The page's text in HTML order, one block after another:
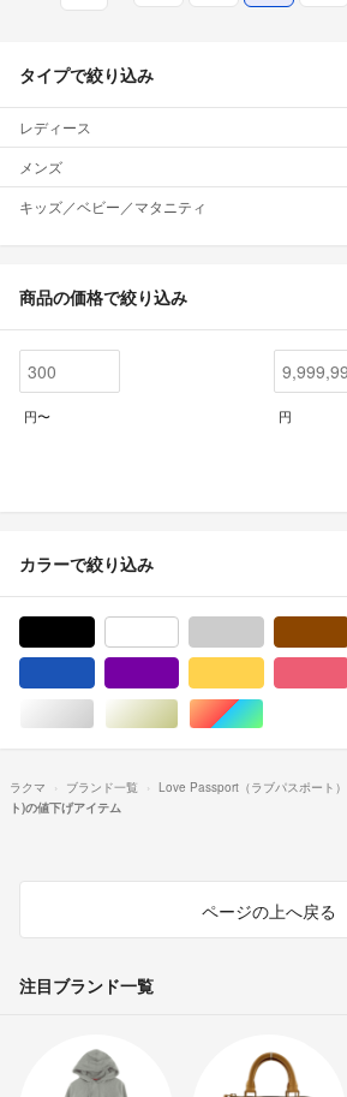
タイプで絞り込み
レディース
メンズ
キッズ／ベビー／マタニティ
商品の価格で絞り込み
円〜 円
カラーで絞り込み
シルバー/銀色系ゴールド/金色系マルチカラー
ラクマ ブランド一覧 Love Passport（ラブパスポート）
ト)の値下げアイテム
ページの上へ戻る
注目ブランド一覧